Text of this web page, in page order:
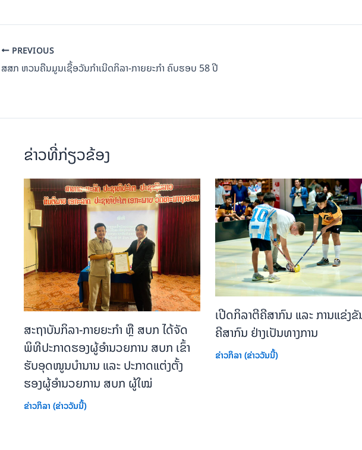
PREVIOUS
ສສກ ຫວນຄືນມູນເຊື້ອວັນກຳເນີດກິລາ-ກາຍຍະກຳ ຄົບຮອບ 58 ປີ
ຂ່າວທີ່ກ່ຽວຂ້ອງ
ສະຖາບັນກິລາ-ກາຍຍະກຳ ຫຼື ສບກ ໄດ້ຈັດ
ພິທີປະກາດຮອງຜູ້ອຳນວຍການ ສບກ ເຂົ້າ
ຮັບອຸດໜູນບຳນານ ແລະ ປະກາດແຕ່ງຕັ້ງ
ຮອງຜູ້ອຳນວຍການ ສບກ ຜູ້ໃໝ່
ຂ່າວກິລາ (ຂ່າວວັນນີ້)
ເປີດກິລາຕີຄີສາກົນ ແລະ ການແຂ່ງ
ຄີສາກົນ ຢ່າງເປັນທາງການ
ຂ່າວກິລາ (ຂ່າວວັນນີ້)